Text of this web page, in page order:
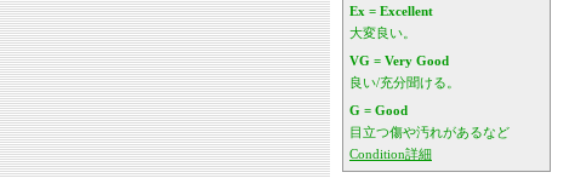
Ex = Excellent
大変良い。
VG = Very Good
良い/充分聞ける。
G = Good
目立つ傷や汚れがあるなど
Condition詳細